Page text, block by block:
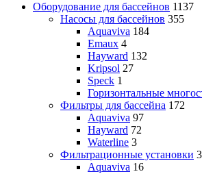
Оборудование для бассейнов 1137
Насосы для бассейнов 355
Aquaviva 184
Emaux 4
Hayward 132
Kripsol 27
Speck 1
Горизонтальные
Фильтры для бассейна 172
Aquaviva 97
Hayward 72
Waterline 3
Фильтрационные установки
Aquaviva 16